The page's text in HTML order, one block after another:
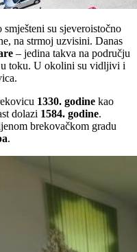
su sjeveroistočno
na strmoj uzvisini. Danas
– jedina takva na području
toku. U okolini su vidljivi i
1330. godine kao
dolazi 1584. godine.
brekovačkom gradu
.